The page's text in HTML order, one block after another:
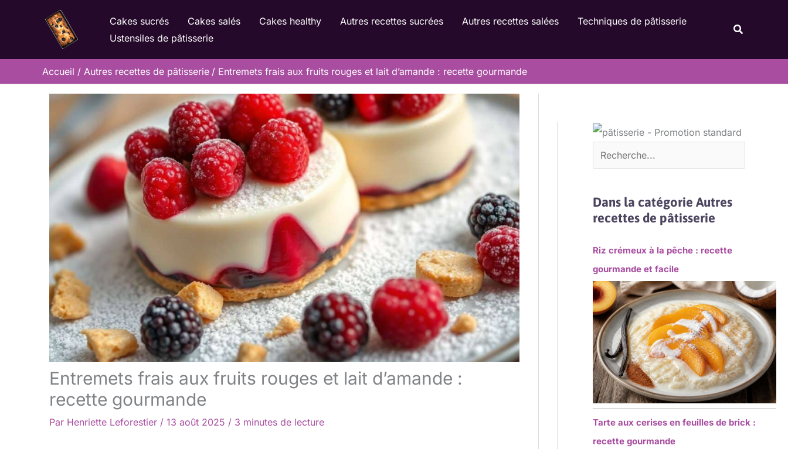
Cakes sucrés Cakes salés Cakes healthy Autres recettes sucrées Autres recettes salées
Techniques de pâtisserie
Ustensiles de pâtisserie
Accueil Autres recettes de pâtisserie Entremets frais aux fruits rouges et lait d’amande : recette gourmande
Entremets frais aux fruits rouges et lait d’amande :
recette gourmande
Par Henriette Leforestier / 13 août 2025 / 3 minutes de lecture
Dans la catégorie Autres
recettes de pâtisserie
Riz crémeux à la pêche : recette
gourmande et facile
Tarte aux cerises en feuilles de brick :
recette gourmande